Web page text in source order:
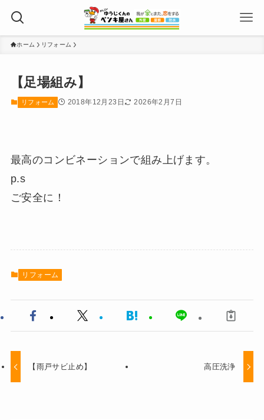
ホーム リフォーム
【足場組み】
リフォーム 2018年12月23日 2026年2月7日
最高のコンビネーションで組み上げます。
p.s
ご安全に！
リフォーム
【雨戸サビ止め】 高圧洗浄